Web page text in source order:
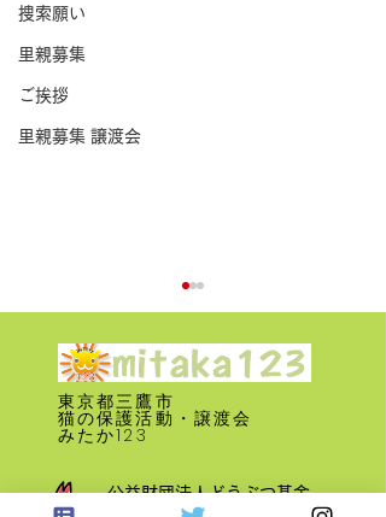
捜索願い
里親募集
ご挨拶
里親募集 譲渡会
牟礼ニ丁目 猫脱走！ご
東京都三鷹市
​猫の保護活動・譲渡会
みたか123
公益財団法人どうぶつ基金